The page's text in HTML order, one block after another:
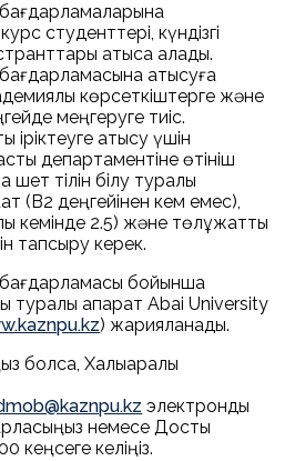
бағдарламаларына
студенттері, күндізгі
қатыса алады.
бағдарламасына қатысуға
көрсеткіштерге және
меңгеруге тиіс.
іріктеуге қатысу үшін
департаментіне өтініш
шет тілін білу туралы
(В2 деңгейінен кем емес),
кемінде 2.5) және төлқұжаттық
тапсыру керек.
бағдарламасы бойынша
туралы ақпарат Abai University
) жарияланады.
болса, Халықаралық
электронды
немесе Достық
кеңсеге келіңіз.